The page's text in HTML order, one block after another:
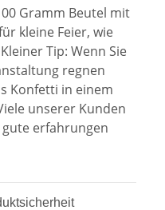
Gramm Beutel mit
kleine Feier, wie
Tip: Wenn Sie
regnen
Konfetti in einem
unserer Kunden
erfahrungen